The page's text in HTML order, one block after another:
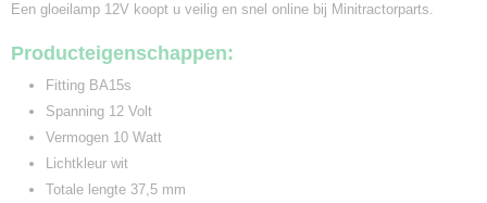
Een gloeilamp 12V koopt u veilig en snel online bij Minitractorparts.
Producteigenschappen:
Fitting BA15s
Spanning 12 Volt
Vermogen 10 Watt
Lichtkleur wit
Totale lengte 37,5 mm